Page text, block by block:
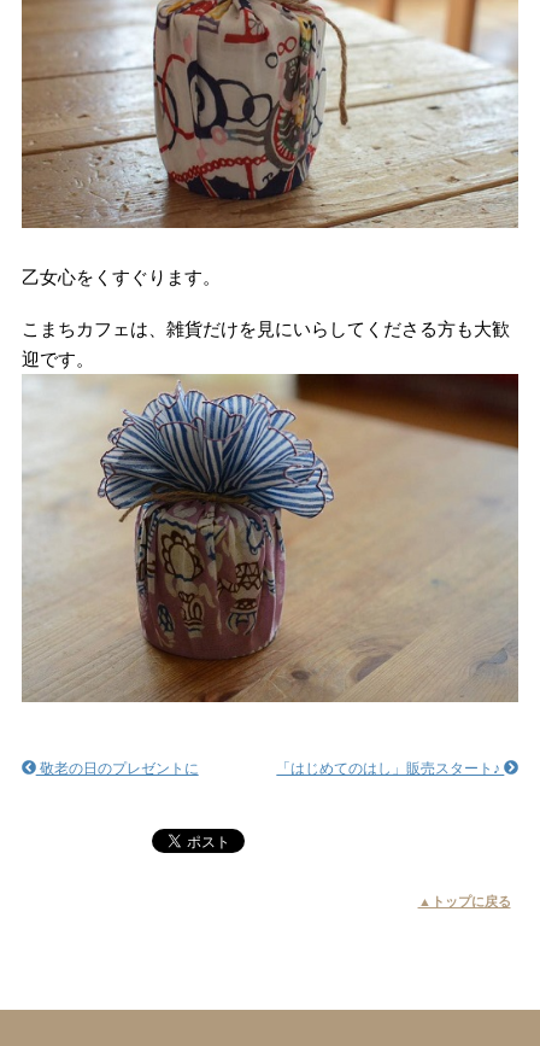
乙女心をくすぐります。
こまちカフェは、雑貨だけを見にいらしてくださる方も大歓
迎です。
「はじめてのはし」販売スタート♪
敬老の日のプレゼントに
▲トップに戻る